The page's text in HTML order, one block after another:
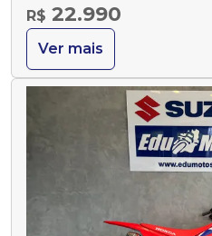
R$ 22.990
Ver mais